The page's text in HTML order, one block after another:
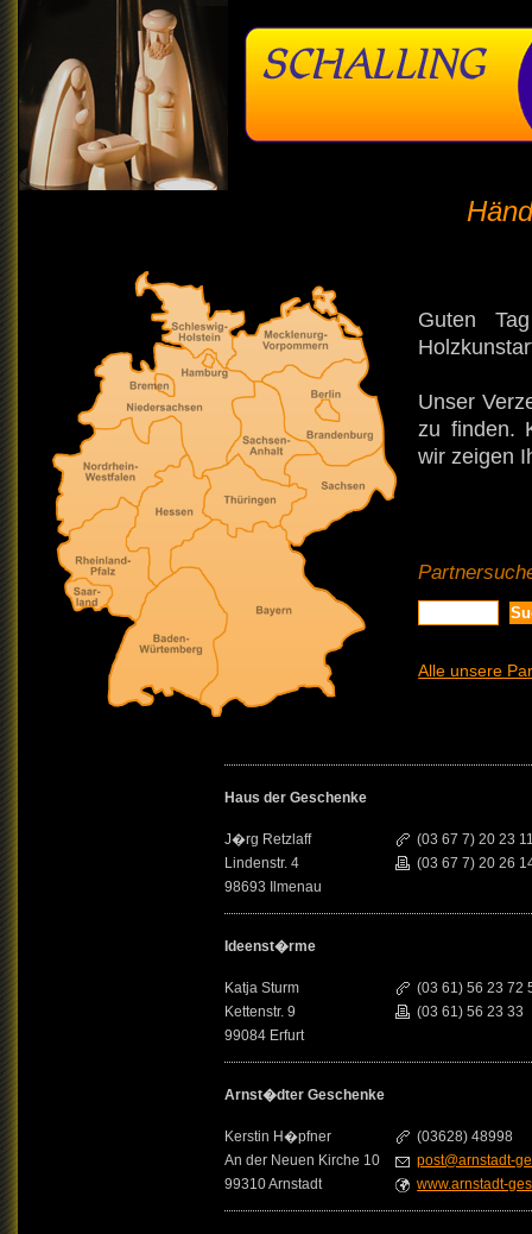
Guten
Unser
zu finden.
wir zeigen
Alle unsere
Haus der Geschenke
J�rg Retzlaff
Lindenstr. 4
98693 Ilmenau
(03 67 7) 20 23
(03 67 7) 20 26
Ideenst�rme
Katja Sturm
Kettenstr. 9
99084 Erfurt
(03 61) 56 23 72
(03 61) 56 23 33
Arnst�dter Geschenke
Kerstin H�pfner
An der Neuen Kirche 10
99310 Arnstadt
(03628) 48998
post@arnstadt-
www.arnstadt-